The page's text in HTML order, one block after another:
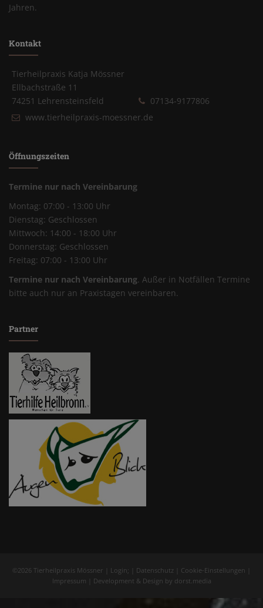
Jahren.
Kontakt
Tierheilpraxis Katja Mössner
Ellbachstraße 11
74251 Lehrensteinsfeld
07134-9177806
www.tierheilpraxis-moessner.de
Öffnungszeiten
Termine nur nach Vereinbarung
Montag: 07:00 - 13:00 Uhr
Dienstag: Geschlossen
Mittwoch: 14:00 - 18:00 Uhr
Donnerstag: Geschlossen
Freitag: 07:00 - 13:00 Uhr
Termine nur nach Vereinbarung. Außer in Notfällen Termine
bitte auch nur an Praxistagen vereinbaren.
Partner
©2026 Tierheilpraxis Mössner | Login; | Datenschutz Cookie-Einstellungen
Impressum | Development & Design by dorst.media